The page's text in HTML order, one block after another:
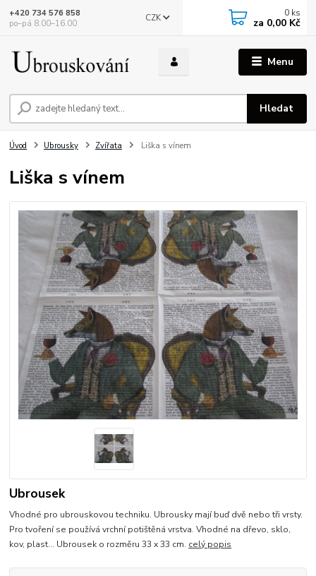
Menu
CZK
Hledat
+420 734 576 858
po–pá 8.00–16.00
0 ks
za 0,00 Kč
Úvod Ubrousky Zvířata Liška s vínem
Liška s vínem
Ubrousek
Vhodné pro ubrouskovou techniku. Ubrousky mají buď dvě nebo tři vrsty.
Pro tvoření se používá vrchní potištěná vrstva. Vhodné na dřevo, sklo,
kov, plast... Ubrousek o rozměru 33 x 33 cm. celý popis